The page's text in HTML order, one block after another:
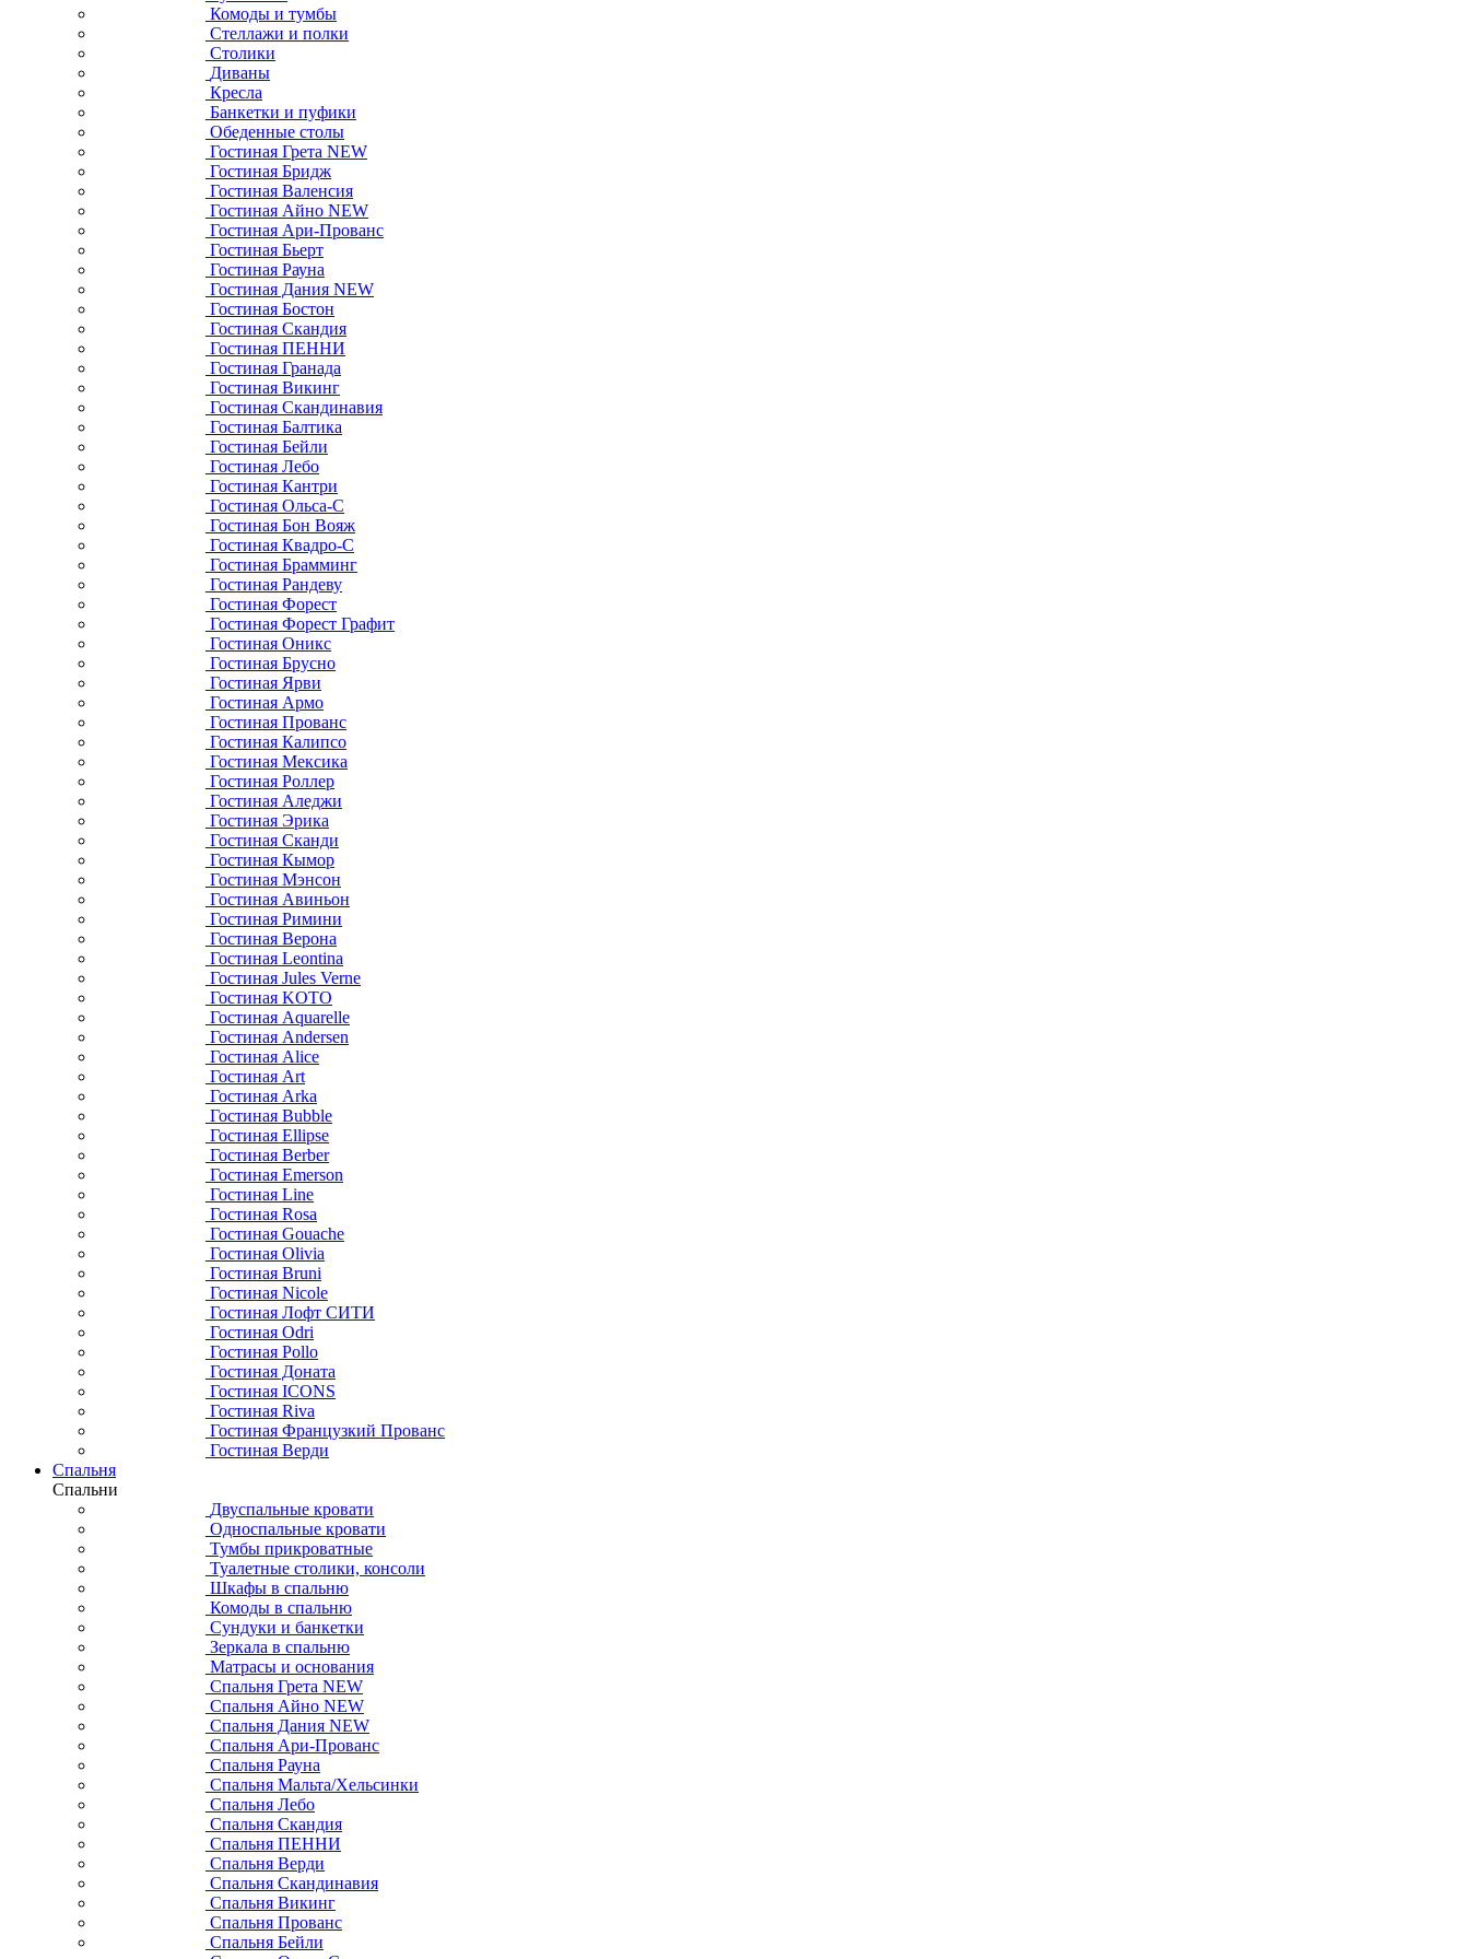
Комоды и тумбы
Стеллажи и полки
Столики
Диваны
Кресла
Банкетки и пуфики
Обеденные столы
Гостиная Грета NEW
Гостиная Бридж
Гостиная Валенсия
Гостиная Айно NEW
Гостиная Ари-Прованс
Гостиная Бьерт
Гостиная Рауна
Гостиная Дания NEW
Гостиная Бостон
Гостиная Скандия
Гостиная ПЕННИ
Гостиная Гранада
Гостиная Викинг
Гостиная Скандинавия
Гостиная Балтика
Гостиная Бейли
Гостиная Лебо
Гостиная Кантри
Гостиная Ольса-С
Гостиная Бон Вояж
Гостиная Квадро-С
Гостиная Брамминг
Гостиная Рандеву
Гостиная Форест
Гостиная Форест Графит
Гостиная Оникс
Гостиная Брусно
Гостиная Ярви
Гостиная Армо
Гостиная Прованс
Гостиная Калипсо
Гостиная Мексика
Гостиная Роллер
Гостиная Аледжи
Гостиная Эрика
Гостиная Сканди
Гостиная Кымор
Гостиная Мэнсон
Гостиная Авиньон
Гостиная Римини
Гостиная Верона
Гостиная Leontina
Гостиная Jules Verne
Гостиная KOTO
Гостиная Aquarelle
Гостиная Andersen
Гостиная Alice
Гостиная Art
Гостиная Arka
Гостиная Bubble
Гостиная Ellipse
Гостиная Berber
Гостиная Emerson
Гостиная Line
Гостиная Rosa
Гостиная Gouache
Гостиная Olivia
Гостиная Bruni
Гостиная Nicole
Гостиная Лофт СИТИ
Гостиная Odri
Гостиная Pollo
Гостиная Доната
Гостиная ICONS
Гостиная Riva
Гостиная Французкий Прованс
Гостиная Верди
Спальня
Спальни
Двуспальные кровати
Односпальные кровати
Тумбы прикроватные
Туалетные столики, консоли
Шкафы в спальню
Комоды в спальню
Сундуки и банкетки
Зеркала в спальню
Матрасы и основания
Спальня Грета NEW
Спальня Айно NEW
Спальня Дания NEW
Спальня Ари-Прованс
Спальня Рауна
Спальня Мальта/Хельсинки
Спальня Лебо
Спальня Скандия
Спальня ПЕННИ
Спальня Верди
Спальня Скандинавия
Спальня Викинг
Спальня Прованс
Спальня Бейли